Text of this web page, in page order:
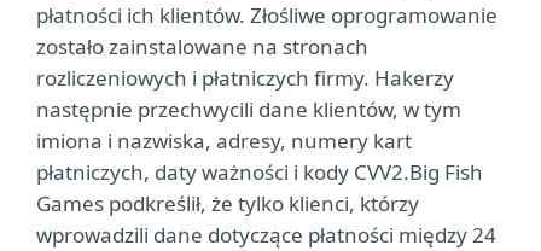
płatności ich klientów. Złośliwe oprogramowanie
zostało zainstalowane na stronach
rozliczeniowych i płatniczych firmy. Hakerzy
następnie przechwycili dane klientów, w tym
imiona i nazwiska, adresy, numery kart
płatniczych, daty ważności i kody CVV2.Big Fish
Games podkreślił, że tylko klienci, którzy
wprowadzili dane dotyczące płatności między 24